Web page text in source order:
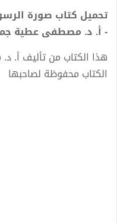
- أ. د. مصطفى عطية
هذا الكتاب من تأليف
الكتاب محفوظة لصاحبها